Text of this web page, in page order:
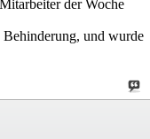
der Woche
Behinderung, und wurde